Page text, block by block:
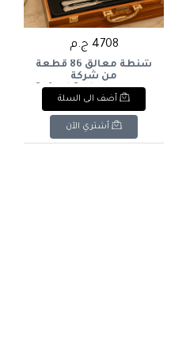
4708 ج.م
شنطة معالق 86 قطعة
من شركة
اكسفوردOxford Cutlery
Set, 86 Pieces
أضف الى السلة
أشتري الآن